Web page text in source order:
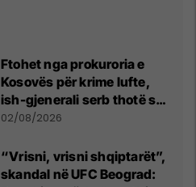
Ftohet nga prokuroria e
Kosovës për krime lufte,
ish-gjenerali serb thotë se
dikush e tradhtoi në
02/08/2026
“Vrisni, vrisni shqiptarët”,
skandal në UFC Beograd: